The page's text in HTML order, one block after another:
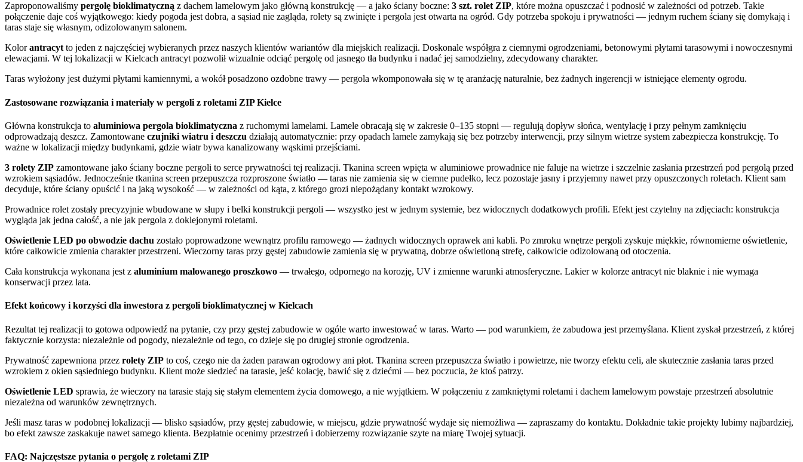
Zaproponowaliśmy pergolę bioklimatyczną z dachem lamelowym jako główną konstrukcję — a jako ściany boczne: 3 szt. rolet ZIP, które można opuszczać i podnosić w zależności od potrzeb. Takie
połączenie daje coś wyjątkowego: kiedy pogoda jest dobra, a sąsiad nie zagląda, rolety są zwinięte i pergola jest otwarta na ogród. Gdy potrzeba spokoju i prywatności — jednym ruchem ściany się domykają i
taras staje się własnym, odizolowanym salonem.
Kolorantracytto jeden z najczęściej wybieranych przez naszych klientów wariantów dla miejskich realizacji. Doskonale współgra z ciemnymi ogrodzeniami, betonowymi płytami tarasowymi i nowoczesnymi
elewacjami. W tej lokalizacji w Kielcach antracyt pozwolił wizualnie odciąć pergolę od jasnego tła budynku i nadać jej samodzielny, zdecydowany charakter.
Taras wyłożony jest dużymi płytami kamiennymi, a wokół posadzono ozdobne trawy — pergola wkomponowała się w tę aranżację naturalnie, bez żadnych ingerencji w istniejące elementy ogrodu.
Zastosowane rozwiązania i materiały w pergoli z roletami ZIP Kielce
Główna konstrukcja to aluminiowa pergola bioklimatyczna z ruchomymi lamelami. Lamele obracają się w zakresie 0–135 stopni — regulują dopływ słońca, wentylację i przy pełnym zamknięciu
odprowadzają deszcz. Zamontowane czujniki wiatru i deszczu działają automatycznie: przy opadach lamele zamykają się bez potrzeby interwencji, przy silnym wietrze system zabezpiecza konstrukcję. To
ważne w lokalizacji między budynkami, gdzie wiatr bywa kanalizowany wąskimi przejściami.
3 rolety ZIP zamontowane jako ściany boczne pergoli to serce prywatności tej realizacji. Tkanina screen wpięta w aluminiowe prowadnice nie faluje na wietrze i szczelnie zasłania przestrzeń pod pergolą przed
wzrokiem sąsiadów. Jednocześnie tkanina screen przepuszcza rozproszone światło — taras nie zamienia się w ciemne pudełko, lecz pozostaje jasny i przyjemny nawet przy opuszczonych roletach. Klient sam
decyduje, które ściany opuścić i na jaką wysokość — w zależności od kąta, z którego grozi niepożądany kontakt wzrokowy.
Prowadnice rolet zostały precyzyjnie wbudowane w słupy i belki konstrukcji pergoli — wszystko jest w jednym systemie, bez widocznych dodatkowych profili. Efekt jest czytelny na zdjęciach: konstrukcja
wygląda jak jedna całość, a nie jak pergola z doklejonymi roletami.
Oświetlenie LED po obwodzie dachu zostało poprowadzone wewnątrz profilu ramowego — żadnych widocznych oprawek ani kabli. Po zmroku wnętrze pergoli zyskuje miękkie, równomierne oświetlenie,
które całkowicie zmienia charakter przestrzeni. Wieczorny taras przy gęstej zabudowie zamienia się w prywatną, dobrze oświetloną strefę, całkowicie odizolowaną od otoczenia.
Cała konstrukcja wykonana jest z aluminium malowanego proszkowo — trwałego, odpornego na korozję, UV i zmienne warunki atmosferyczne. Lakier w kolorze antracyt nie blaknie i nie wymaga
konserwacji przez lata.
Efekt końcowy i korzyści dla inwestora z pergoli bioklimatycznej w Kielcach
Rezultat tej realizacji to gotowa odpowiedź na pytanie, czy przy gęstej zabudowie w ogóle warto inwestować w taras. Warto — pod warunkiem, że zabudowa jest przemyślana. Klient zyskał przestrzeń, z której
faktycznie korzysta: niezależnie od pogody, niezależnie od tego, co dzieje się po drugiej stronie ogrodzenia.
Prywatność zapewniona przez rolety ZIP to coś, czego nie da żaden parawan ogrodowy ani płot. Tkanina screen przepuszcza światło i powietrze, nie tworzy efektu celi, ale skutecznie zasłania taras przed
wzrokiem z okien sąsiedniego budynku. Klient może siedzieć na tarasie, jeść kolację, bawić się z dziećmi — bez poczucia, że ktoś patrzy.
Oświetlenie LED sprawia, że wieczory na tarasie stają się stałym elementem życia domowego, a nie wyjątkiem. W połączeniu z zamkniętymi roletami i dachem lamelowym powstaje przestrzeń absolutnie
niezależna od warunków zewnętrznych.
Jeśli masz taras w podobnej lokalizacji — blisko sąsiadów, przy gęstej zabudowie, w miejscu, gdzie prywatność wydaje się niemożliwa — zapraszamy do kontaktu. Dokładnie takie projekty lubimy najbardziej,
bo efekt zawsze zaskakuje nawet samego klienta. Bezpłatnie ocenimy przestrzeń i dobierzemy rozwiązanie szyte na miarę Twojej sytuacji.
FAQ: Najczęstsze pytania o pergolę z roletami ZIP